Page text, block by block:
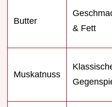
Butter
& Fett
Muskatnuss